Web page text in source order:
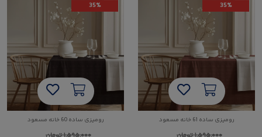
35%
رومیزی ساده 61 خانه مسعود
35%
رومیزی ساده 60 خانه مسعود